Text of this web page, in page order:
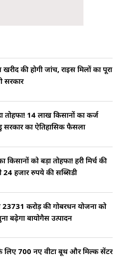
की होगी जांच, राइस मिलों का पूरा
सरकार
तोहफा! 14 लाख किसानों का कर्ज
सरकार का ऐतिहासिक फैसला
किसानों को बड़ा तोहफा! हरी मिर्च की
24 हजार रुपये की सब्सिडी
23731 करोड़ की गोबरधन योजना को
बढ़ेगा बायोगैस उत्पादन
लिए 700 नए वीटा बूथ और मिल्क सेंटर